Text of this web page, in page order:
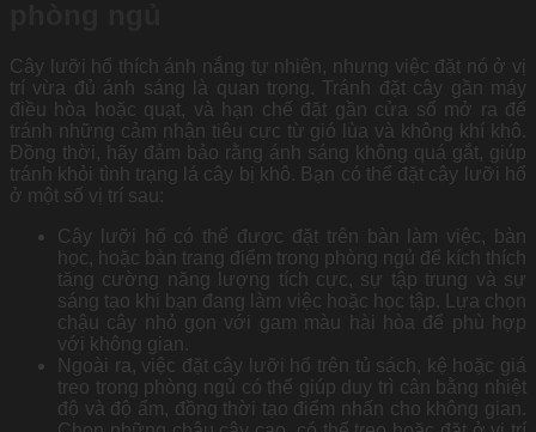
Cây lưỡi hổ thích ánh nắng tự nhiên, nhưng việc đặt nó ở vị
trí vừa đủ ánh sáng là quan trọng. Tránh đặt cây gần máy
điều hòa hoặc quạt, và hạn chế đặt gần cửa sổ mở ra để
tránh những cảm nhận tiêu cực từ gió lùa và không khí khô.
Đồng thời, hãy đảm bảo rằng ánh sáng không quá gắt, giúp
tránh khỏi tình trạng lá cây bị khô. Bạn có thể đặt cây lưỡi hổ
ở một số vị trí sau:
Cây lưỡi hổ có thể được đặt trên bàn làm việc, bàn
học, hoặc bàn trang điểm trong phòng ngủ để kích thích
tăng cường năng lượng tích cực, sự tập trung và sự
sáng tạo khi bạn đang làm việc hoặc học tập. Lựa chọn
chậu cây nhỏ gọn với gam màu hài hòa để phù hợp
với không gian.
Ngoài ra, việc đặt cây lưỡi hổ trên tủ sách, kệ hoặc giá
treo trong phòng ngủ có thể giúp duy trì cân bằng nhiệt
độ và độ ẩm, đồng thời tạo điểm nhấn cho không gian.